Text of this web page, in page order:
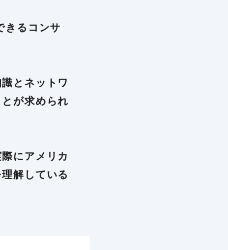
きるコンサ
とネットワ
が求められ
にアメリカ
解している